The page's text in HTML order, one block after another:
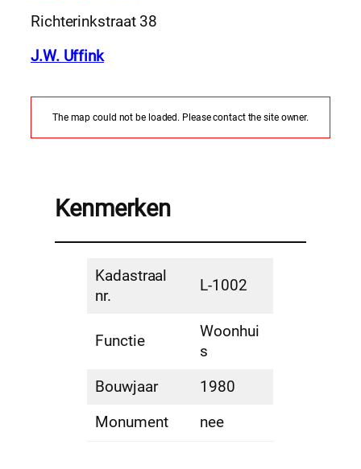
Richterinkstraat 38
J.W. Uffink
The map could not be loaded. Please contact the site owner.
Kenmerken
Kadastraal
nr.
L-1002
Functie
Woonhui
s
Bouwjaar
1980
Monument
nee